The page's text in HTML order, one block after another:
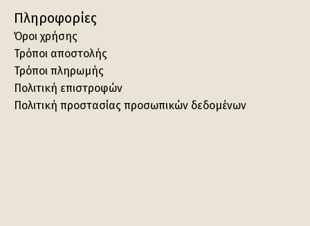
Πληροφορίες
Όροι χρήσης
Τρόποι αποστολής
Τρόποι πληρωμής
Πολιτική επιστροφών
Πολιτική προστασίας προσωπικών δεδομένων